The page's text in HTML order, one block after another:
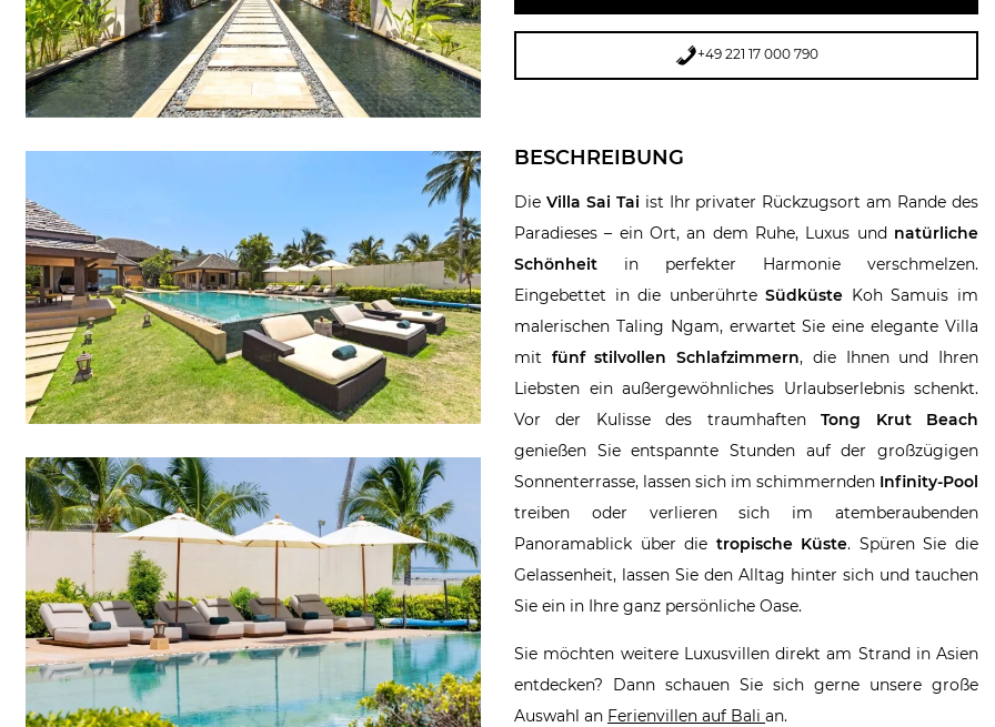
+49 221 17 000 790
BESCHREIBUNG
Die Villa Sai Tai ist Ihr privater Rückzugsort am Rande des
Paradieses – ein Ort, an dem Ruhe, Luxus und natürliche
Schönheit in perfekter Harmonie verschmelzen.
Eingebettet in die unberührteSüdküste Koh Samuis im
malerischen Taling Ngam, erwartet Sie eine elegante Villa
mit fünf stilvollen Schlafzimmern, die Ihnen und Ihren
Liebsten ein außergewöhnliches Urlaubserlebnis schenkt.
Vor der Kulisse des traumhaftenTong Krut Beach
genießen Sie entspannte Stunden auf der großzügigen
Sonnenterrasse, lassen sich im schimmernden Infinity-Pool
treiben oder verlieren sich im atemberaubenden
Panoramablick über die tropische Küste. Spüren Sie die
Gelassenheit, lassen Sie den Alltag hinter sich und tauchen
Sie ein in Ihre ganz persönliche Oase.
Sie möchten weitere Luxusvillen direkt am Strand in Asien
entdecken? Dann schauen Sie sich gerne unsere große
Auswahl an Ferienvillen auf Bali an.